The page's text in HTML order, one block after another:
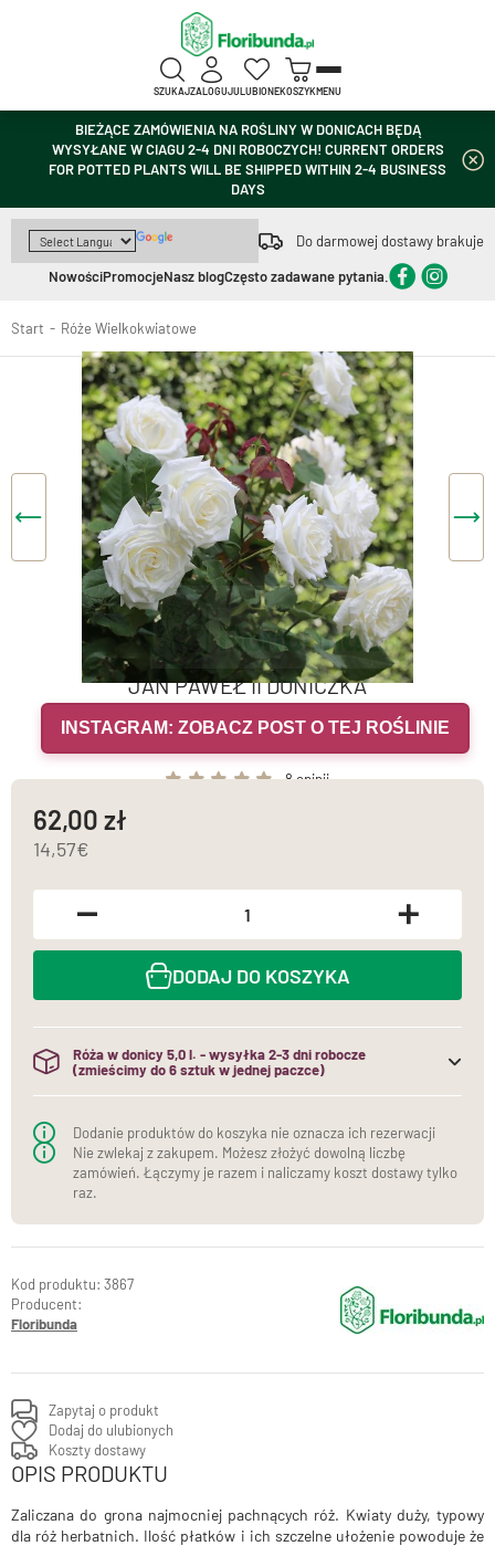
BIEŻĄCE ZAMÓWIENIA NA ROŚLINY W DONICACH BĘDĄ
WYSYŁANE W CIAGU 2-4 DNI ROBOCZYCH! CURRENT ORDERS
FOR POTTED PLANTS WILL BE SHIPPED WITHIN 2-4 BUSINESS
DAYS
Do darmowej dostawy brakuje
NowościPromocjeNasz blogCzęsto zadawane pytania.
SZUKAJZALOGUJULUBIONEKOSZYKMENU
Start Róże Wielkokwiatowe
JAN PAWEŁ II DONICZKA
INSTAGRAM: ZOBACZ POST O TEJ ROŚLINIE
8 opinii
3867
Producent:
Floribunda
Zapytaj o produkt
Dodaj do ulubionych
Koszty dostawy
OPIS PRODUKTU
Zaliczana do grona najmocniej pachnących róż. Kwiaty duży, typowy
dla róż herbatnich. Ilość płatków i ich szczelne ułożenie powoduje że
62,00
14,57
DODAJ DO KOSZYKA
Róża w donicy 5,0 l. - wysyłka 2-3 dni robocze
(zmieścimy do 6 sztuk w jednej paczce)
(do jednej paczki mieścimy maksymalnie 6 sztuk róż w
Dodanie produktów do koszyka nie oznacza ich rezerwacji
Nie zwlekaj z zakupem. Możesz złożyć dowolną liczbę
zamówień. Łączymy je razem i naliczamy koszt dostawy tylko
raz.